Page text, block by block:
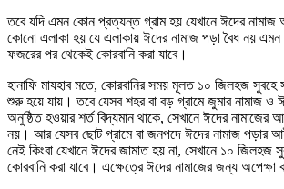
তবে যদি এমন কোন প্রত্যন্ত গ্রাম হয় যেখানে ঈদের নামাজ
কোনো এলাকা হয় যে এলাকায় ঈদের নামাজ পড়া বৈধ নয় এমন
ফজরের পর থেকেই কোরবানি করা যাবে।
হানাফি মাযহাব মতে, কোরবানির সময় মূলত ১০ জিলহজ সুবহে
শুরু হয়ে যায়। তবে যেসব শহর বা বড় গ্রামে জুমার নামাজ ও
অনুষ্ঠিত হওয়ার শর্ত বিদ্যমান থাকে, সেখানে ঈদের নামাজের
নয়। আর যেসব ছোট গ্রামে বা জনপদে ঈদের নামাজ পড়ার
নেই কিংবা যেখানে ঈদের জামাত হয় না, সেখানে ১০ জিলহজ
কোরবানি করা যাবে। এক্ষেত্রে ঈদের নামাজের জন্য অপেক্ষা